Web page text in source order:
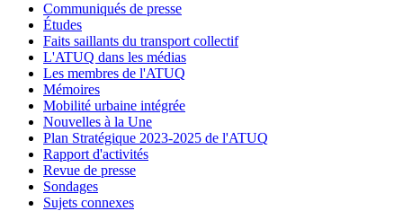
Communiqués de presse
Études
Faits saillants du transport collectif
L'ATUQ dans les médias
Les membres de l'ATUQ
Mémoires
Mobilité urbaine intégrée
Nouvelles à la Une
Plan Stratégique 2023-2025 de l'ATUQ
Rapport d'activités
Revue de presse
Sondages
Sujets connexes